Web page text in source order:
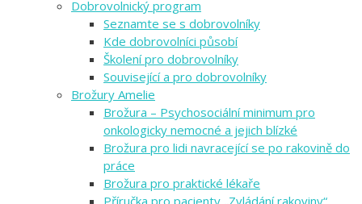
Dobrovolnický program
Seznamte se s dobrovolníky
Kde dobrovolníci působí
Školení pro dobrovolníky
Související a pro dobrovolníky
Brožury Amelie
Brožura – Psychosociální minimum pro
onkologicky nemocné a jejich blízké
Brožura pro lidi navracející se po rakovině do
práce
Brožura pro praktické lékaře